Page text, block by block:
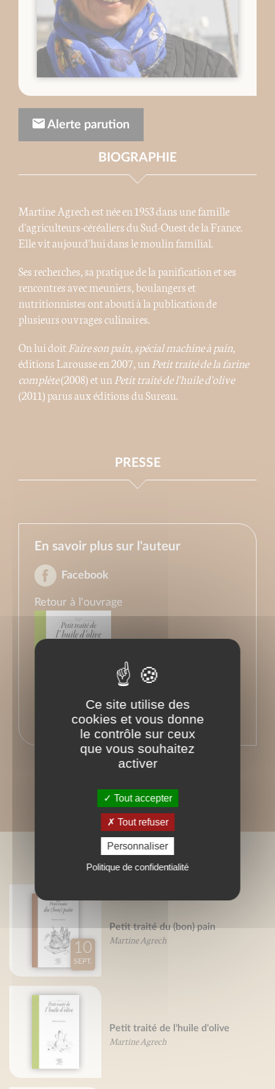
Alerte parution
BIOGRAPHIE
Martine Agrech est née en 1953 dans une famille
d'agriculteurs-céréaliers du Sud-Ouest de la France.
Elle vit aujourd'hui dans le moulin familial.
Ses recherches, sa pratique de la panification et ses
rencontres avec meuniers, boulangers et
nutritionnistes ont abouti à la publication de
plusieurs ouvrages culinaires.
On lui doitFaire son pain, spécial machine à pain,
éditions Larousse en 2007, un Petit traité de la farine
complète(2008) et un Petit traité de l'huile d'olive
(2011) parus aux éditions du Sureau.
PRESSE
En savoir plus sur l'auteur
Facebook
Retour à l'ouvrage
BIBLIOGRAPHIE
10
SEPT.
Petit traité du (bon) pain
Martine Agrech
Petit traité de l'huile d'olive
Martine Agrech
Ce site utilise des
cookies et vous donne
le contrôle sur ceux
que vous souhaitez
activer
Tout accepter
Tout refuser
Personnaliser
Politique de confidentialité